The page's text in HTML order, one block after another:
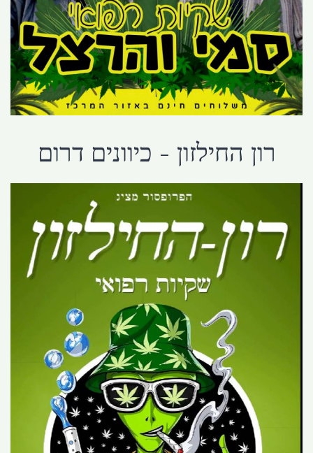
רון החילזון - כיוונים דרום